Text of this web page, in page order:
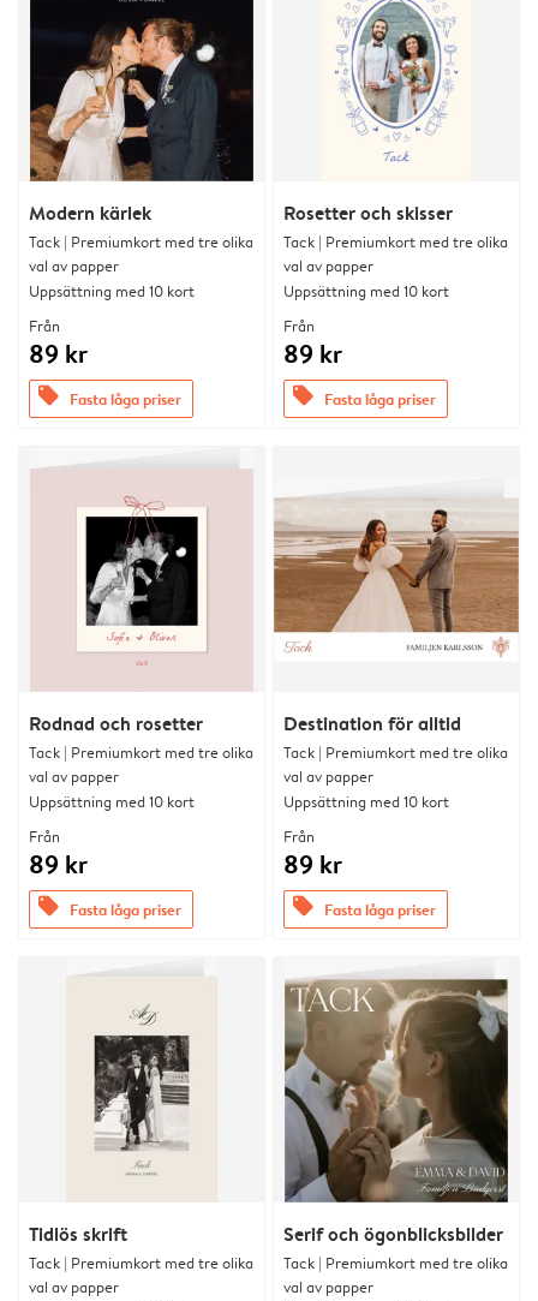
Modern kärlek
Tack | Premiumkort med tre olika
val av papper
Uppsättning med 10 kort
Från
89 kr
offers Fasta låga priser
Rosetter och skisser
Tack | Premiumkort med tre olika
val av papper
Uppsättning med 10 kort
Från
89 kr
offers Fasta låga priser
Rodnad och rosetter
Tack | Premiumkort med tre olika
val av papper
Uppsättning med 10 kort
Från
89 kr
offers Fasta låga priser
Destination för alltid
Tack | Premiumkort med tre olika
val av papper
Uppsättning med 10 kort
Från
89 kr
offers Fasta låga priser
Tidlös skrift
Tack | Premiumkort med tre olika
val av papper
Serif och ögonblicksbilder
Tack | Premiumkort med tre olika
val av papper